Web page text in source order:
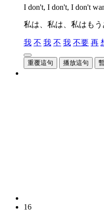
I don't, I don't, I don't
私は、私は、私はも
我 不 我 不 我 不要 再
重覆這句 播放這句
16